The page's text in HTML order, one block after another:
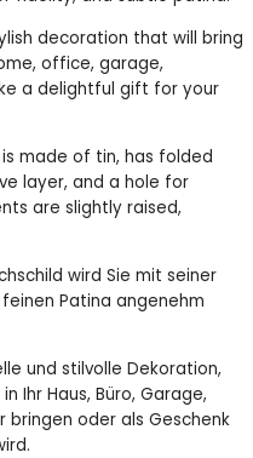
decoration that will bring
office, garage,
a delightful gift for your
is made of tin, has folded
layer, and a hole for
are slightly raised,
wird Sie mit seiner
Patina angenehm
und stilvolle Dekoration,
Ihr Haus, Büro, Garage,
bringen oder als Geschenk